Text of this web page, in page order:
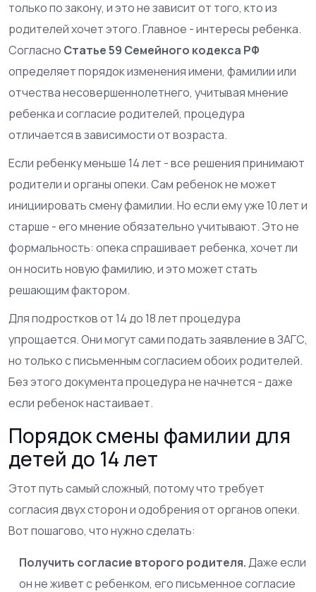
только по закону, и это не зависит от того, кто из
родителей хочет этого. Главное - интересы ребенка.
Согласно Статье 59 Семейного кодекса РФ
определяет порядок изменения имени, фамилии или
отчества несовершеннолетнего, учитывая мнение
ребенка и согласие родителей, процедура
отличается в зависимости от возраста.
Если ребенку меньше 14 лет - все решения принимают
родители и органы опеки. Сам ребенок не может
инициировать смену фамилии. Но если ему уже 10 лет и
старше - его мнение обязательно учитывают. Это не
формальность: опека спрашивает ребенка, хочет ли
он носить новую фамилию, и это может стать
решающим фактором.
Для подростков от 14 до 18 лет процедура
упрощается. Они могут сами подать заявление в ЗАГС,
но только с письменным согласием обоих родителей.
Без этого документа процедура не начнется - даже
если ребенок настаивает.
Порядок смены фамилии для
детей до 14 лет
Этот путь самый сложный, потому что требует
согласия двух сторон и одобрения от органов опеки.
Вот пошагово, что нужно сделать:
Получить согласие второго родителя.Даже если
он не живет с ребенком, его письменное согласие